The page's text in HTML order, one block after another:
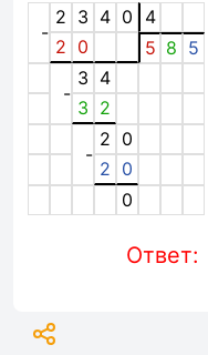
-
2 3 4 0
4
2 0 5 8 5
-
3 4
3 2
-
2 0
2 0
0